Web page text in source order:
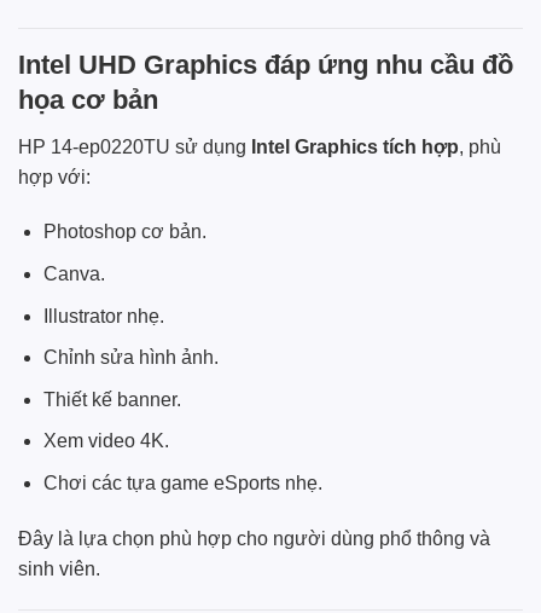
Intel UHD Graphics đáp ứng nhu cầu đồ
họa cơ bản
HP 14-ep0220TU sử dụng Intel Graphics tích hợp, phù
hợp với:
Photoshop cơ bản.
Canva.
Illustrator nhẹ.
Chỉnh sửa hình ảnh.
Thiết kế banner.
Xem video 4K.
Chơi các tựa game eSports nhẹ.
Đây là lựa chọn phù hợp cho người dùng phổ thông và
sinh viên.